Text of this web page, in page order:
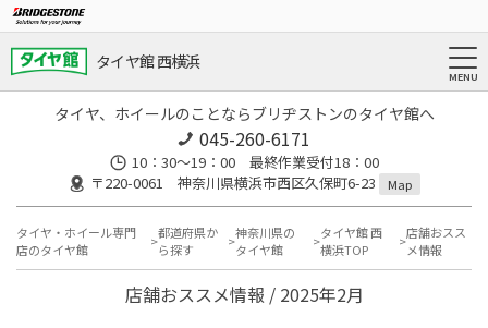
タイヤ館 西横浜
タイヤ、ホイールのことならブリヂストンのタイヤ館へ
045-260-6171
10：30～19：00 最終作業受付18：00
〒220-0061 神奈川県横浜市西区久保町6-23
Map
タイヤ・ホイール専門
店のタイヤ館
都道府県か
ら探す
神奈川県の
タイヤ館
タイヤ館 西
横浜TOP
店舗おスス
メ情報
店舗おススメ情報 / 2025年2月